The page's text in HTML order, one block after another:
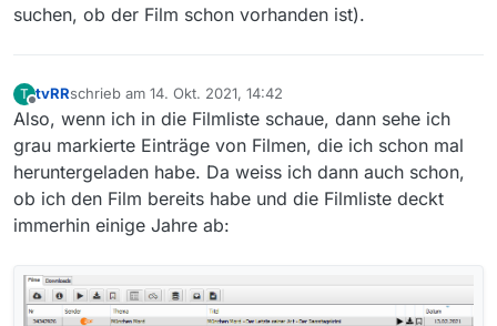
suchen, ob der Film schon vorhanden ist).
T tvRRschrieb am 14. Okt. 2021, 14:42
zuletzt editiert von
Also, wenn ich in die Filmliste schaue, dann sehe ich
grau markierte Einträge von Filmen, die ich schon mal
heruntergeladen habe. Da weiss ich dann auch schon,
ob ich den Film bereits habe und die Filmliste deckt
immerhin einige Jahre ab: